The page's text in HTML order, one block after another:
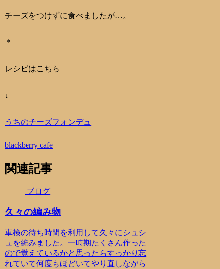
チーズをつけずに食べましたが…。
＊
レシピはこちら
↓
うちのチーズフォンデュ
blackberry cafe
関連記事
ブログ
久々の編み物
車検の待ち時間を利用して久々にシュシ
ュを編みました。一時期たくさん作った
ので覚えているかと思ったらすっかり忘
れていて何度もほどいてやり直しながら